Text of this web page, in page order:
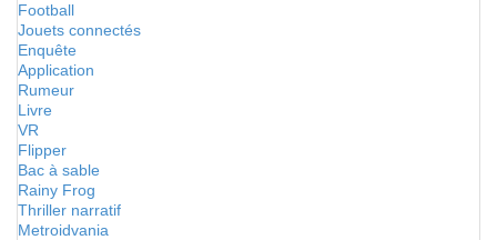
Football
Jouets connectés
Enquête
Application
Rumeur
Livre
VR
Flipper
Bac à sable
Rainy Frog
Thriller narratif
Metroidvania